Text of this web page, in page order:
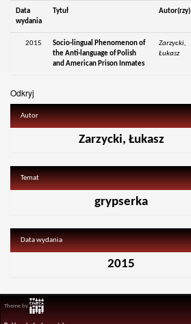
Data
wydania
Tytuł Autor(rzy)
2015
Socio-lingual Phenomenon of
the Anti-language of Polish
and American Prison Inmates
Zarzycki,
Łukasz
Odkryj
Autor
Zarzycki, Łukasz
Temat
grypserka
Data wydania
2015
Theme by